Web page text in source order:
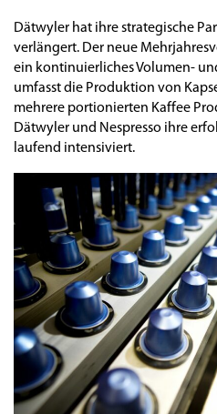
Dätwyler hat ihre strategische
verlängert. Der neue
ein kontinuierliches Volumen-
umfasst die Produktion von
mehrere portionierten Kaffee
Dätwyler und Nespresso ihre
laufend intensiviert.